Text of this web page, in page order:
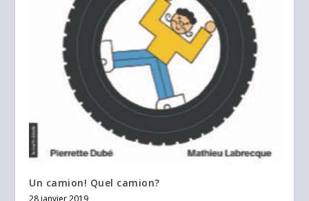
Un camion! Quel camion?